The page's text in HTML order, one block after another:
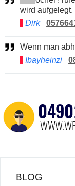
wird aufgelegt.
Dirk
Wenn man
Ibayheinzi
BLOG